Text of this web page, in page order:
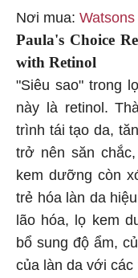
Nơi mua: Watsons
Paula's Choice
with Retinol
"Siêu sao" trong
này là retinol.
trình tái tạo da,
trở nên săn
kem dưỡng còn
trẻ hóa làn da
lão hóa, lọ kem
bổ sung độ ẩm,
của làn da với